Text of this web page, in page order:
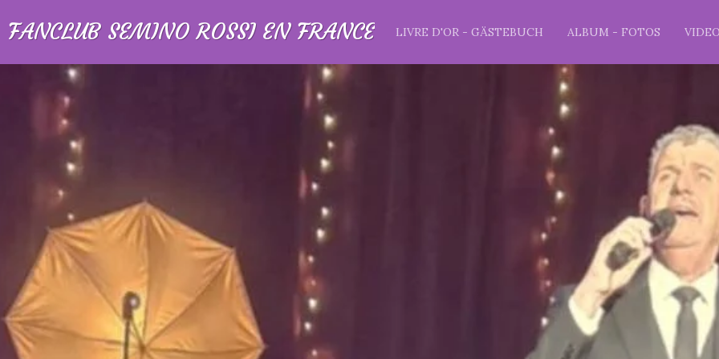
FANCLUB SEMINO ROSSI EN FRANCE LIVRE D'OR - GÄSTEBUCH ALBUM - FOTOS